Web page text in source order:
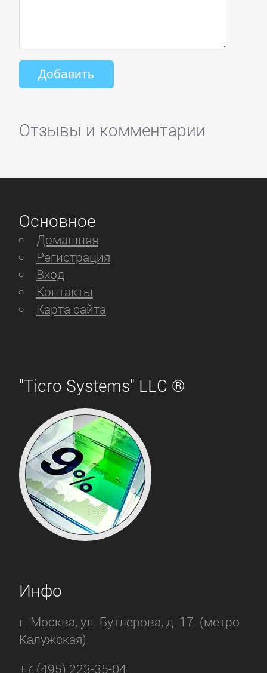
Отзывы и комментарии
Основное
Домашняя
Регистрация
Вход
Контакты
Карта сайта
"Ticro Systems" LLC ®
Инфо
г. Москва, ул. Бутлерова, д. 17. (метро
Калужская).
+7 (495) 223-35-04